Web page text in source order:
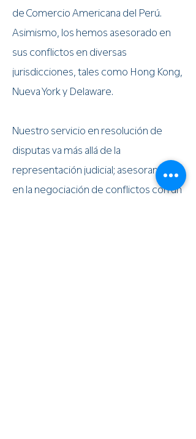
de Comercio Americana del Perú.
Asimismo, los hemos asesorado en
sus conflictos en diversas
jurisdicciones, tales como Hong Kong,
Nueva York y Delaware.
Nuestro servicio en resolución de
disputas va más allá de la
representación judicial; asesoramos
en la negociación de conflictos con un